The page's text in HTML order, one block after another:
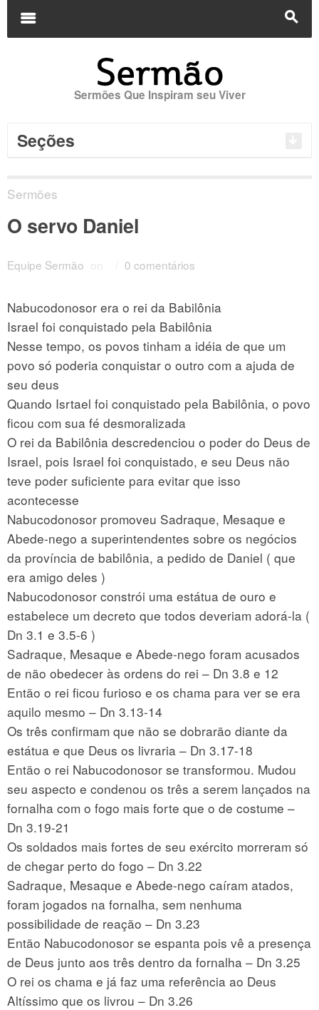
s
m
Sermões Que Inspiram seu Viver
Seções
Sermões
O servo Daniel
Equipe Sermão on 0 comentários
Nabucodonosor era o rei da Babilônia
Israel foi conquistado pela Babilônia
Nesse tempo, os povos tinham a idéia de que um
povo só poderia conquistar o outro com a ajuda de
seu deus
Quando Isrtael foi conquistado pela Babilônia, o povo
ficou com sua fé desmoralizada
O rei da Babilônia descredenciou o poder do Deus de
Israel, pois Israel foi conquistado, e seu Deus não
teve poder suficiente para evitar que isso
acontecesse
Nabucodonosor promoveu Sadraque, Mesaque e
Abede-nego a superintendentes sobre os negócios
da província de babilônia, a pedido de Daniel ( que
era amigo deles )
Nabucodonosor constrói uma estátua de ouro e
estabelece um decreto que todos deveriam adorá-la (
Dn 3.1 e 3.5-6 )
Sadraque, Mesaque e Abede-nego foram acusados
de não obedecer às ordens do rei – Dn 3.8 e 12
Então o rei ficou furioso e os chama para ver se era
aquilo mesmo – Dn 3.13-14
Os três confirmam que não se dobrarão diante da
estátua e que Deus os livraria – Dn 3.17-18
Então o rei Nabucodonosor se transformou. Mudou
seu aspecto e condenou os três a serem lançados na
fornalha com o fogo mais forte que o de costume –
Dn 3.19-21
Os soldados mais fortes de seu exército morreram só
de chegar perto do fogo – Dn 3.22
Sadraque, Mesaque e Abede-nego caíram atados,
foram jogados na fornalha, sem nenhuma
possibilidade de reação – Dn 3.23
Então Nabucodonosor se espanta pois vê a presença
de Deus junto aos três dentro da fornalha – Dn 3.25
O rei os chama e já faz uma referência ao Deus
Altíssimo que os livrou – Dn 3.26